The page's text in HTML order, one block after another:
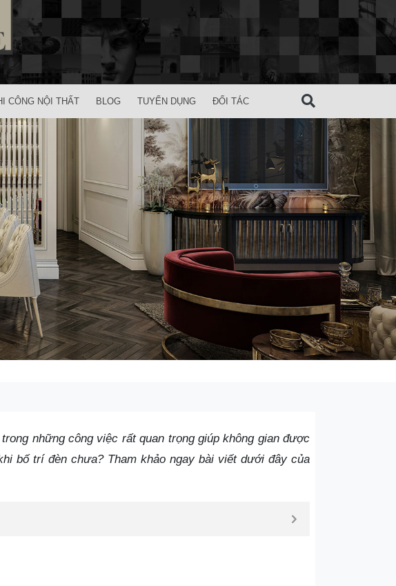
CÔNG NỘI THẤT BLOG TUYỂN DỤNG ĐỐI TÁC
những công việc rất quan trọng giúp không gian được
bố trí đèn chưa? Tham khảo ngay bài viết dưới đây của